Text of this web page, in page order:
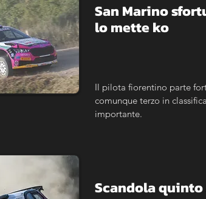
San Marino
lo mette ko
Il pilota fiorentino parte
comunque terzo in
importante.
Scandola quinto